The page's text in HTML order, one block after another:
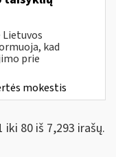
kad
prie
mokestis
iki 80 iš 7,293 irašų.